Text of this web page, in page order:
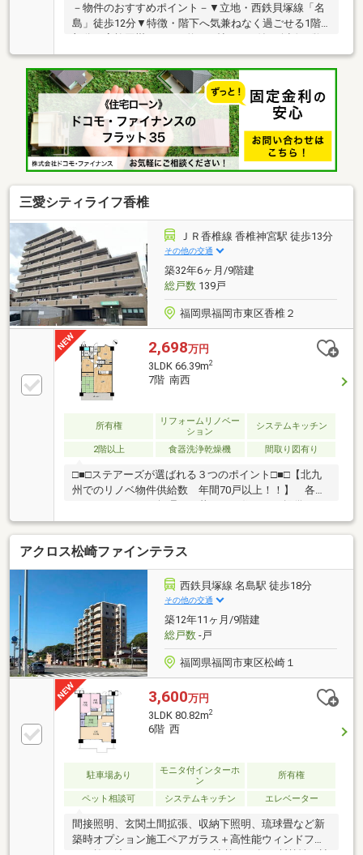
ください♪
－物件のおすすめポイント－▼立地・西鉄貝塚線「名
島」徒歩12分▼特徴・階下へ気兼ねなく過ごせる1階
対面式キッチン、床下収納有・約37平米のゆとりある
専用庭・ペット飼育可(規約有)▼2026年8月室内リフォ
ーム内容【新規交換】キッチン、UB、洗面台、トイレ
等【その他】クロス・フローリング新規貼替 他▼周辺
環境・マルキョウ千早店 徒歩6分(約450m)・千早市民
運動公園 徒歩5分(約330m)■ ご希望の住まい探しをお
手伝いします ━━━━━・・・物件の詳細・ご相談は
お気軽にお問い合わせください。
三愛シティライフ香椎
ＪＲ香椎線 香椎神宮駅 徒歩13分
その他の交通
築32年6ヶ月/9階建
総戸数139戸
福岡県福岡市東区香椎２
2,698万円
3LDK 66.39m2
7階 南西
所有権
リフォームリノベー
ション
システムキッチン
2階以上 食器洗浄乾燥機 間取り図有り
□■□ステアーズが選ばれる３つのポイント□■□【北九
州でのリノベ物件供給数 年間70戸以上！！】 各エ
います！！ 家具付き、ペット可能など特徴様々
♪【住宅ローンに強い】 多くの銀行や信用金庫と提
携をしており、様々なプランをご提案できます♪ 金
利が低い方がいい、通りやすい方がいい、たくさん借
りたいなど、お客様の条件に合わせてご提案致します
♪【有資格者多数！】 ファイナンシャルプランナ
ー、宅地建物取引士、住宅ローンアドバイザーなど多
数資格を持っています！ 無理のない資金計画をご提
案致します♪ お問合せお待ちしております♪
アクロス松崎ファインテラス
西鉄貝塚線 名島駅 徒歩18分
その他の交通
築12年11ヶ月/9階建
総戸数-戸
福岡県福岡市東区松崎１
3,600万円
3LDK 80.82m2
6階 西
駐車場あり
モニタ付インターホ
ン
所有権
ペット相談可 システムキッチン エレベーター
間接照明、玄関土間拡張、収納下照明、琉球畳など新
築時オプション施工ペアガラス＋高性能ウィンドフィ